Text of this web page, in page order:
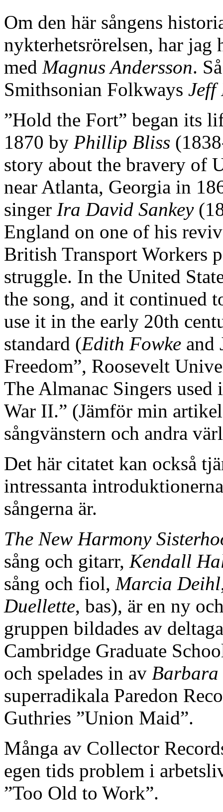
Om den här sångens
nykterhetsrörelsen, har jag
med Magnus Andersson.
Smithsonian Folkways Jeff
”Hold the Fort” began its
1870 by Phillip Bliss
story about the bravery of
near Atlanta, Georgia in
singer Ira David Sankey
England on one of his
British Transport Workers
struggle. In the United
the song, and it continued
use it in the early 20th
standard (Edith Fowke and
Freedom”, Roosevelt
The Almanac Singers
War II.” (Jämför min
sångvänstern och andra
Det här citatet kan också
intressanta
sångerna är.
The New Harmony
sång och gitarr, Kendall
sång och fiol, Marcia Deihl
Duellette, bas), är en ny
gruppen bildades av
Cambridge Graduate
och spelades in av Barbara
superradikala Paredon
Guthries ”Union Maid”.
Många av Collector
egen tids problem i
”Too Old to Work”.